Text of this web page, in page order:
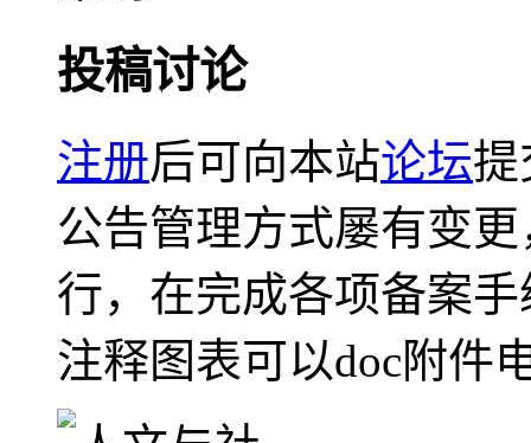
投稿讨论
注册后可向本站论坛提
公告管理方式屡有变
行，在完成各项备案
注释图表可以doc附件